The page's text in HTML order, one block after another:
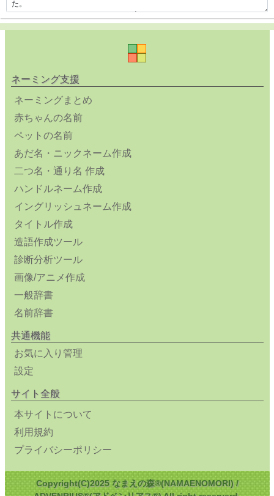
ネーミング支援
ネーミングまとめ
赤ちゃんの名前
ペットの名前
あだ名・ニックネーム作成
二つ名・通り名 作成
ハンドルネーム作成
イングリッシュネーム作成
タイトル作成
造語作成ツール
診断分析ツール
画像/アニメ作成
一般辞書
名前辞書
共通機能
お気に入り管理
設定
サイト全般
本サイトについて
利用規約
プライバシーポリシー
Copyright(C)2025 なまえの森®(NAMAENOMORI) /